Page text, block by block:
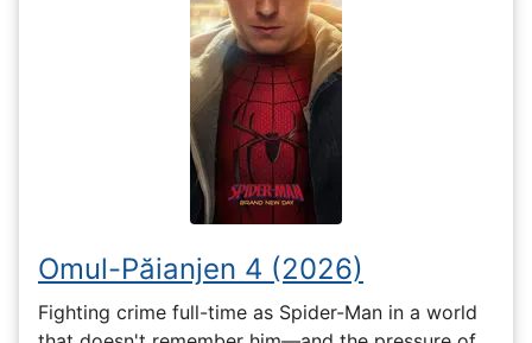
Omul-Păianjen 4 (2026)
Fighting crime full-time as Spider-Man in a world